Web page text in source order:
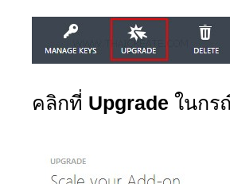
คลิกที่ Upgrade ในกร